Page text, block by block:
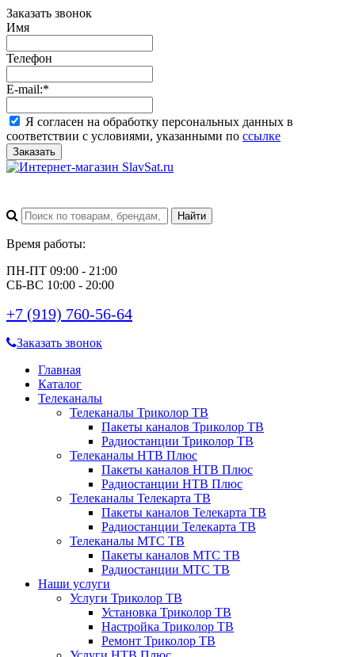
Заказать звонок
Имя
Телефон
E-mail:*
Я согласен на обработку персональных данных в
соответствии с условиями, указанными по ссылке
Заказать
Время работы:
ПН-ПТ 09:00 - 21:00
СБ-ВС 10:00 - 20:00
+7 (919) 760-56-64
Заказать звонок
Главная
Каталог
Телеканалы
Телеканалы Триколор ТВ
Пакеты каналов Триколор ТВ
Радиостанции Триколор ТВ
Телеканалы НТВ Плюс
Пакеты каналов НТВ Плюс
Радиостанции НТВ Плюс
Телеканалы Телекарта ТВ
Пакеты каналов Телекарта ТВ
Радиостанции Телекарта ТВ
Телеканалы МТС ТВ
Пакеты каналов МТС ТВ
Радиостанции МТС ТВ
Наши услуги
Услуги Триколор ТВ
Установка Триколор ТВ
Настройка Триколор ТВ
Ремонт Триколор ТВ